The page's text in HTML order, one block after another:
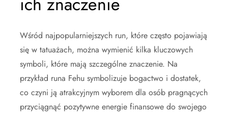
Wśród najpopularniejszych run, które często pojawiają
się w tatuażach, można wymienić kilka kluczowych
symboli, które mają szczególne znaczenie. Na
przykład runa Fehu symbolizuje bogactwo i dostatek,
co czyni ją atrakcyjnym wyborem dla osób pragnących
przyciągnąć pozytywne energie finansowe do swojego